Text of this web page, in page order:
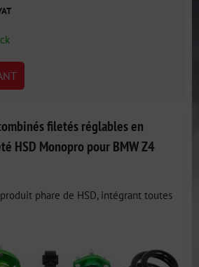
filetés réglables en
HSD Monopro pour BMW Z4
phare de HSD, intégrant toutes